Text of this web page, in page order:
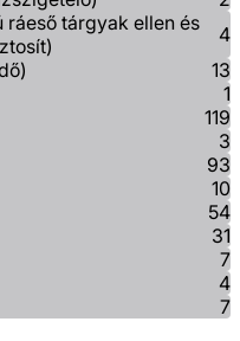
tárgyak ellen és
4
13
1
119
3
93
10
54
31
7
4
7